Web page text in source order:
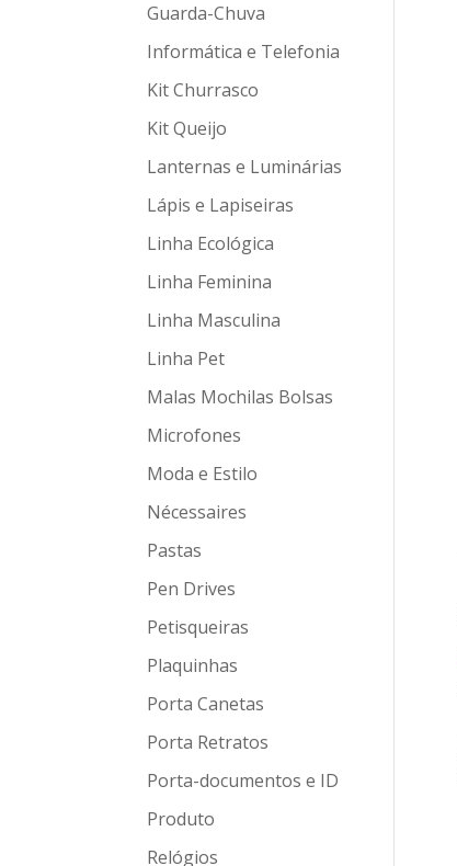
Guarda-Chuva
Informática e Telefonia
Kit Churrasco
Kit Queijo
Lanternas e Luminárias
Lápis e Lapiseiras
Linha Ecológica
Linha Feminina
Linha Masculina
Linha Pet
Malas Mochilas Bolsas
Microfones
Moda e Estilo
Nécessaires
Pastas
Pen Drives
Petisqueiras
Plaquinhas
Porta Canetas
Porta Retratos
Porta-documentos e ID
Produto
Relógios